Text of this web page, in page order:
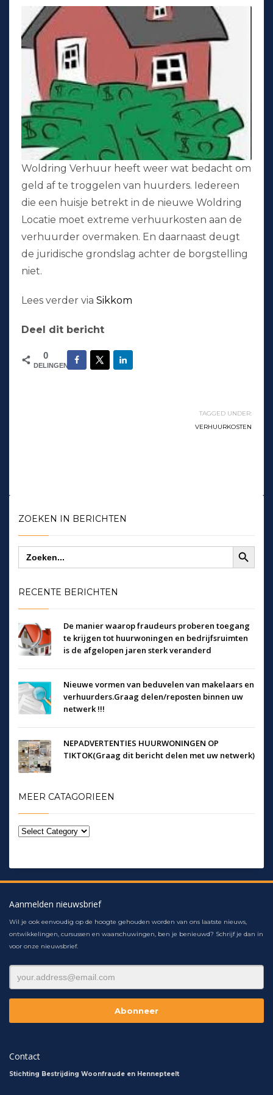
Woldring Verhuur heeft weer wat bedacht om
geld af te troggelen van huurders. Iedereen
die een huisje betrekt in de nieuwe Woldring
Locatie moet extreme verhuurkosten aan de
verhuurder overmaken. En daarnaast deugt
de juridische grondslag achter de borgstelling
niet.
Lees verder via Sikkom
Deel dit bericht
0
DELINGEN
TAGGED UNDER:
VERHUURKOSTEN
ZOEKEN IN BERICHTEN
Zoek
naar:
Zoekknop
RECENTE BERICHTEN
De manier waarop fraudeurs proberen toegang
te krijgen tot huurwoningen en bedrijfsruimten
is de afgelopen jaren sterk veranderd
Nieuwe vormen van beduvelen van makelaars en
verhuurders.Graag delen/reposten binnen uw
netwerk !!!
NEPADVERTENTIES HUURWONINGEN OP
TIKTOK(Graag dit bericht delen met uw netwerk)
MEER CATAGORIEEN
Aanmelden nieuwsbrief
Wil je ook eenvoudig op de hoogte gehouden worden van ons laatste nieuws,
ontwikkelingen, cursussen en waarschuwingen, ben je benieuwd? Schrijf je dan in
voor onze nieuwsbrief.
Contact
Stichting Bestrijding Woonfraude en Hennepteelt